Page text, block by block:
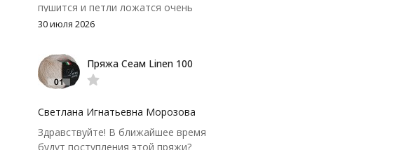
пушится и петли ложатся очень
аккуратно. После стирки полотно
потеряло, цвет тоже не стал
тусклее. Единственный нюанс -
моточки маленькие, расход лучше
чуть-чуть не хватило))
30 июля 2026
Пряжа Сеам Linen 100
Светлана Игнатьевна Морозова
Здравствуйте! В ближайшее время
будут поступления этой пряжи?